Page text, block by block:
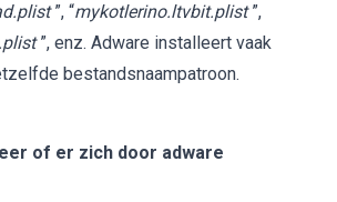
”, “mykotlerino.ltvbit.plist ”,
”, enz. Adware installeert vaak
bestandsnaampatroon.
of er zich door adware